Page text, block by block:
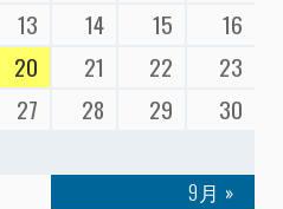
13 14 15
16
20 21 22
23
27 28 29
30
9月 »